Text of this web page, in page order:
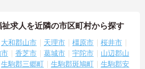
求人を近隣の市区町村から探す
大和郡山市 天理市 橿原市
桜井市
香芝市 葛城市 宇陀市
山辺郡山
生駒郡三郷町 生駒郡斑鳩町
生駒郡安